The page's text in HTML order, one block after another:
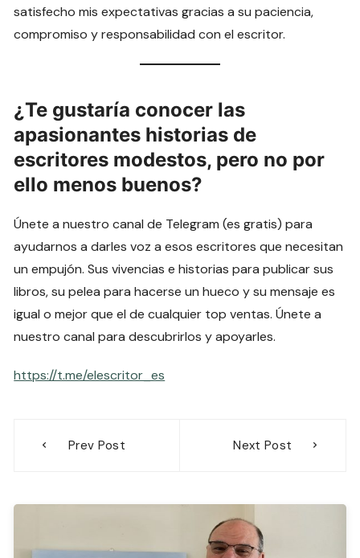
satisfecho mis expectativas gracias a su paciencia,
compromiso y responsabilidad con el escritor.
¿Te gustaría conocer las
apasionantes historias de
escritores modestos, pero no por
ello menos buenos?
Únete a nuestro canal de Telegram (es gratis) para
ayudarnos a darles voz a esos escritores que necesitan
un empujón. Sus vivencias e historias para publicar sus
libros, su pelea para hacerse un hueco y su mensaje es
igual o mejor que el de cualquier top ventas. Únete a
nuestro canal para descubrirlos y apoyarles.
https://t.me/elescritor_es
Prev Post Next Post